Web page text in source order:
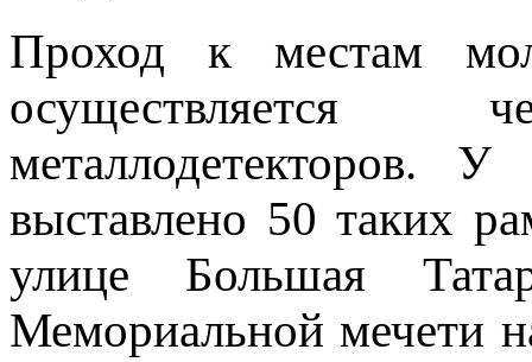
Проход к местам
металлодетекторов.
выставлено 50 таких
улице Большая
Мемориальной мечети